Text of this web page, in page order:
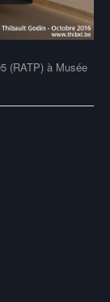
(RATP) à Musée